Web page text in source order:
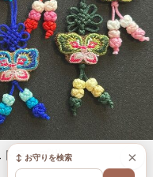
ラップ紺
×
↕ お守りを検索